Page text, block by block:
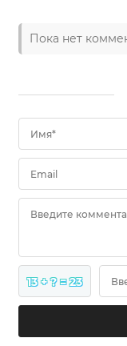
Пока нет
Имя*
Email
Введите
13 + ? = 23